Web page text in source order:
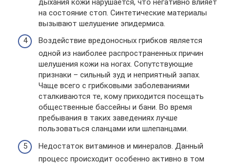
на состояние стоп. Синтетические материалы
вызывают шелушение эпидермиса.
Воздействие вредоносных грибков является
одной из наиболее распространенных причин
шелушения кожи на ногах. Сопутствующие
признаки – сильный зуд и неприятный запах.
Чаще всего с грибковыми заболеваниями
сталкиваются те, кому приходится посещать
общественные бассейны и бани. Во время
пребывания в таких заведениях лучше
пользоваться сланцами или шлепанцами.
Недостаток витаминов и минералов. Данный
процесс происходит особенно активно в том